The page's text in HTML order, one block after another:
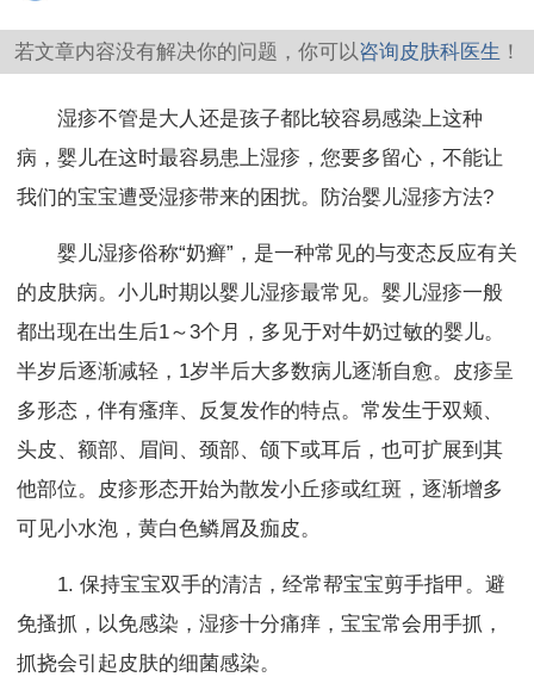
若文章内容没有解决你的问题，你可以咨询皮肤科医生 ！
湿疹不管是大人还是孩子都比较容易感染上这种
病，婴儿在这时最容易患上湿疹，您要多留心，不能让
我们的宝宝遭受湿疹带来的困扰。防治婴儿湿疹方法?
婴儿湿疹俗称“奶癣”，是一种常见的与变态反应有关
的皮肤病。小儿时期以婴儿湿疹最常见。婴儿湿疹一般
都出现在出生后1～3个月，多见于对牛奶过敏的婴儿。
半岁后逐渐减轻，1岁半后大多数病儿逐渐自愈。皮疹呈
多形态，伴有瘙痒、反复发作的特点。常发生于双颊、
头皮、额部、眉间、颈部、颌下或耳后，也可扩展到其
他部位。皮疹形态开始为散发小丘疹或红斑，逐渐增多
可见小水泡，黄白色鳞屑及痂皮。
1. 保持宝宝双手的清洁，经常帮宝宝剪手指甲。避
免搔抓，以免感染，湿疹十分痛痒，宝宝常会用手抓，
抓挠会引起皮肤的细菌感染。